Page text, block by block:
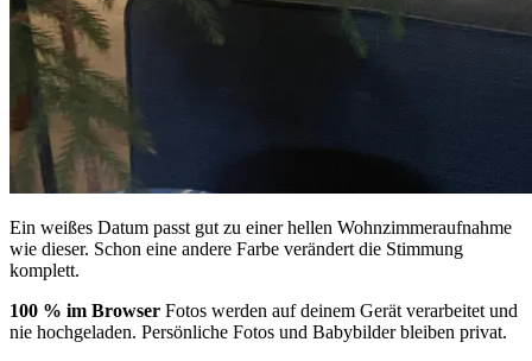
Ein weißes Datum passt gut zu einer hellen Wohnzimmeraufnahme
wie dieser. Schon eine andere Farbe verändert die Stimmung
komplett.
100 % im Browser Fotos werden auf deinem Gerät verarbeitet und
nie hochgeladen. Persönliche Fotos und Babybilder bleiben privat.